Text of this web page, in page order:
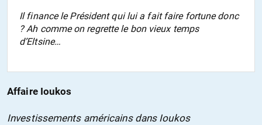
Il finance le Président qui lui a fait faire fortune donc
? Ah comme on regrette le bon vieux temps
d’Eltsine…
Affaire Ioukos
Investissements américains dans Ioukos